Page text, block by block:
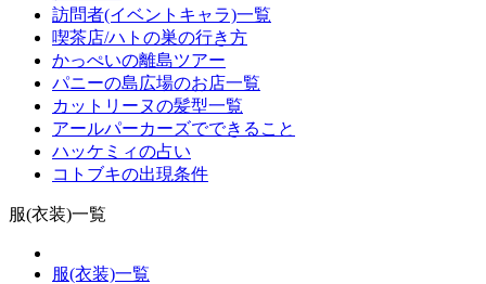
訪問者(イベントキャラ)一覧
喫茶店/ハトの巣の行き方
かっぺいの離島ツアー
パニーの島広場のお店一覧
カットリーヌの髪型一覧
アールパーカーズでできること
ハッケミィの占い
コトブキの出現条件
服(衣装)一覧
服(衣装)一覧